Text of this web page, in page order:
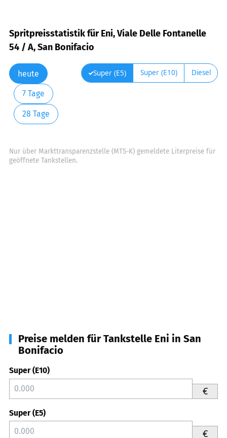
Spritpreisstatistik für Eni, Viale Delle Fontanelle
54 / A, San Bonifacio
heute
7 Tage
28 Tage
Super (E5) Super (E10) Diesel
Nur über Markttransparenzstelle (MTS-K) gemeldete Literpreise für
geöffnete Tankstellen.
Preise melden für Tankstelle Eni in San
Bonifacio
Super (E10)
€
Super (E5)
€